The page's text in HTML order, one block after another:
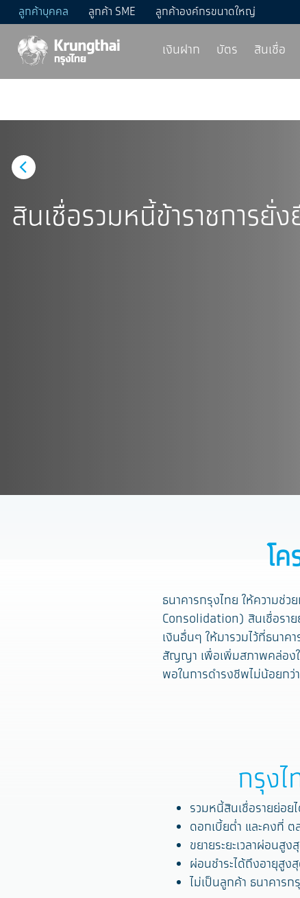
ลูกค้าบุคคล ลูกค้า SME ลูกค้าองค์กรขนาดใหญ่
เงินฝาก บัตร สินเชื่อ
สินเชื่อรวมหนี้ข้าราชการยั่
โ
ธนาคารกรุงไทย ให้ความช่
Consolidation) สินเชื่อราย
เงินอื่นๆ ให้มารวมไว้ที่ธนา
สัญญา เพื่อเพิ่มสภาพคล่อง
พอในการดำรงชีพไม่น้อยกว่
กรุง
รวมหนี้สินเชื่อรายย่อย
ดอกเบี้ยต่ำ และคงที่
ขยายระยะเวลาผ่อนสู
ผ่อนชำระได้ถึงอายุสูง
ไม่เป็นลูกค้า ธนาคาร